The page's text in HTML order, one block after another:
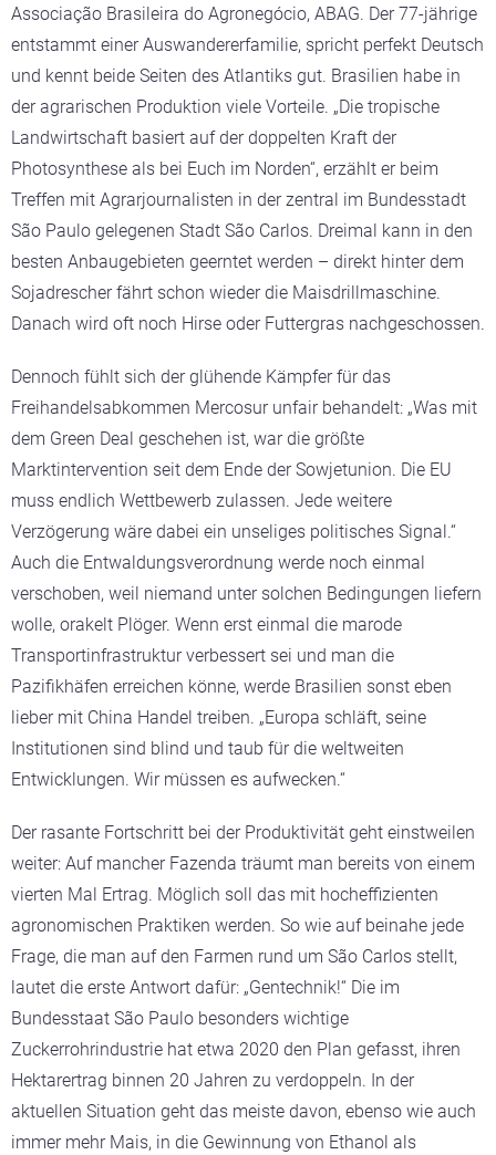
Associação Brasileira do Agronegócio, ABAG. Der 77-jährige
entstammt einer Auswandererfamilie, spricht perfekt Deutsch
und kennt beide Seiten des Atlantiks gut. Brasilien habe in
der agrarischen Produktion viele Vorteile. „Die tropische
Landwirtschaft basiert auf der doppelten Kraft der
Photosynthese als bei Euch im Norden“, erzählt er beim
Treffen mit Agrarjournalisten in der zentral im Bundesstadt
São Paulo gelegenen Stadt São Carlos. Dreimal kann in den
besten Anbaugebieten geerntet werden – direkt hinter dem
Sojadrescher fährt schon wieder die Maisdrillmaschine.
Danach wird oft noch Hirse oder Futtergras nachgeschossen.
Dennoch fühlt sich der glühende Kämpfer für das
Freihandelsabkommen Mercosur unfair behandelt: „Was mit
dem Green Deal geschehen ist, war die größte
Marktintervention seit dem Ende der Sowjetunion. Die EU
muss endlich Wettbewerb zulassen. Jede weitere
Verzögerung wäre dabei ein unseliges politisches Signal.“
Auch die Entwaldungsverordnung werde noch einmal
verschoben, weil niemand unter solchen Bedingungen liefern
wolle, orakelt Plöger. Wenn erst einmal die marode
Transportinfrastruktur verbessert sei und man die
Pazifikhäfen erreichen könne, werde Brasilien sonst eben
lieber mit China Handel treiben. „Europa schläft, seine
Institutionen sind blind und taub für die weltweiten
Entwicklungen. Wir müssen es aufwecken.“
Der rasante Fortschritt bei der Produktivität geht einstweilen
weiter: Auf mancher Fazenda träumt man bereits von einem
vierten Mal Ertrag. Möglich soll das mit hocheffizienten
agronomischen Praktiken werden. So wie auf beinahe jede
Frage, die man auf den Farmen rund um São Carlos stellt,
lautet die erste Antwort dafür: „Gentechnik!“ Die im
Bundesstaat São Paulo besonders wichtige
Zuckerrohrindustrie hat etwa 2020 den Plan gefasst, ihren
Hektarertrag binnen 20 Jahren zu verdoppeln. In der
aktuellen Situation geht das meiste davon, ebenso wie auch
immer mehr Mais, in die Gewinnung von Ethanol als